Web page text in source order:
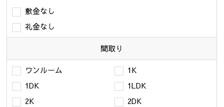
敷金なし
礼金なし
間取り
ワンルーム
1K
1DK
1LDK
2K
2DK